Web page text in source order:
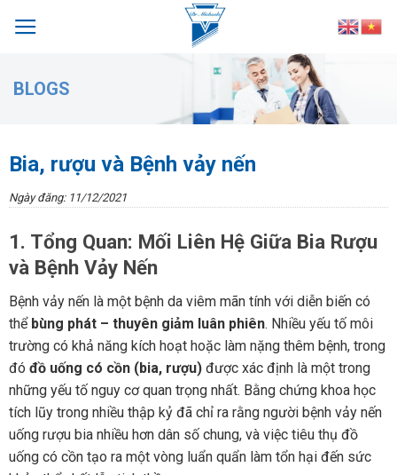
BLOGS
Bia, rượu và Bệnh vảy nến
Ngày đăng: 11/12/2021
1. Tổng Quan: Mối Liên Hệ Giữa Bia Rượu
và Bệnh Vảy Nến
Bệnh vảy nến là một bệnh da viêm mãn tính với diễn biến có
thể bùng phát – thuyên giảm luân phiên. Nhiều yếu tố môi
trường có khả năng kích hoạt hoặc làm nặng thêm bệnh, trong
đó đồ uống có cồn (bia, rượu)được xác định là một trong
những yếu tố nguy cơ quan trọng nhất. Bằng chứng khoa học
tích lũy trong nhiều thập kỷ đã chỉ ra rằng người bệnh vảy nến
uống rượu bia nhiều hơn dân số chung, và việc tiêu thụ đồ
uống có cồn tạo ra một vòng luẩn quẩn làm tổn hại đến sức